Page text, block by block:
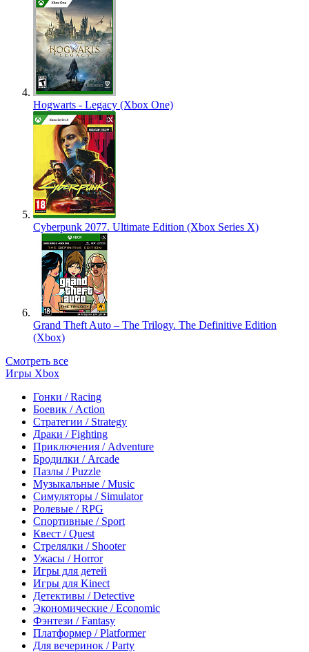
Hogwarts - Legacy (Xbox One)
Cyberpunk 2077. Ultimate Edition (Xbox Series X)
Grand Theft Auto – The Trilogy. The Definitive Edition
(Xbox)
Смотреть все
Игры Xbox
Гонки / Racing
Боевик / Action
Стратегии / Strategy
Драки / Fighting
Приключения / Adventure
Бродилки / Arcade
Пазлы / Puzzle
Музыкальные / Music
Симуляторы / Simulator
Ролевые / RPG
Спортивные / Sport
Квест / Quest
Стрелялки / Shooter
Ужасы / Horror
Игры для детей
Игры для Kinect
Детективы / Detective
Экономические / Economic
Фэнтези / Fantasy
Платформер / Platformer
Для вечеринок / Party